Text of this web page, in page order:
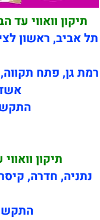
תיקון וואווי עד
תל אביב, ראשון
רמת גן, פתח
תיקון
נתניה, חדרה,